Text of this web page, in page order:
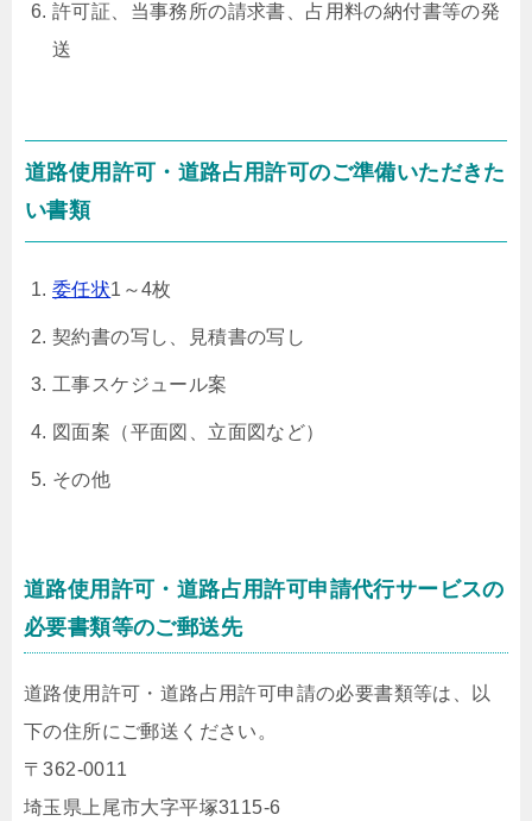
許可証、当事務所の請求書、占用料の納付書等の発
送
道路使用許可・道路占用許可のご準備いただきた
い書類
委任状1～4枚
契約書の写し、見積書の写し
工事スケジュール案
図面案（平面図、立面図など）
その他
道路使用許可・道路占用許可申請代行サービスの
必要書類等のご郵送先
道路使用許可・道路占用許可申請の必要書類等は、以
下の住所にご郵送ください。
〒362-0011
埼玉県上尾市大字平塚3115-6